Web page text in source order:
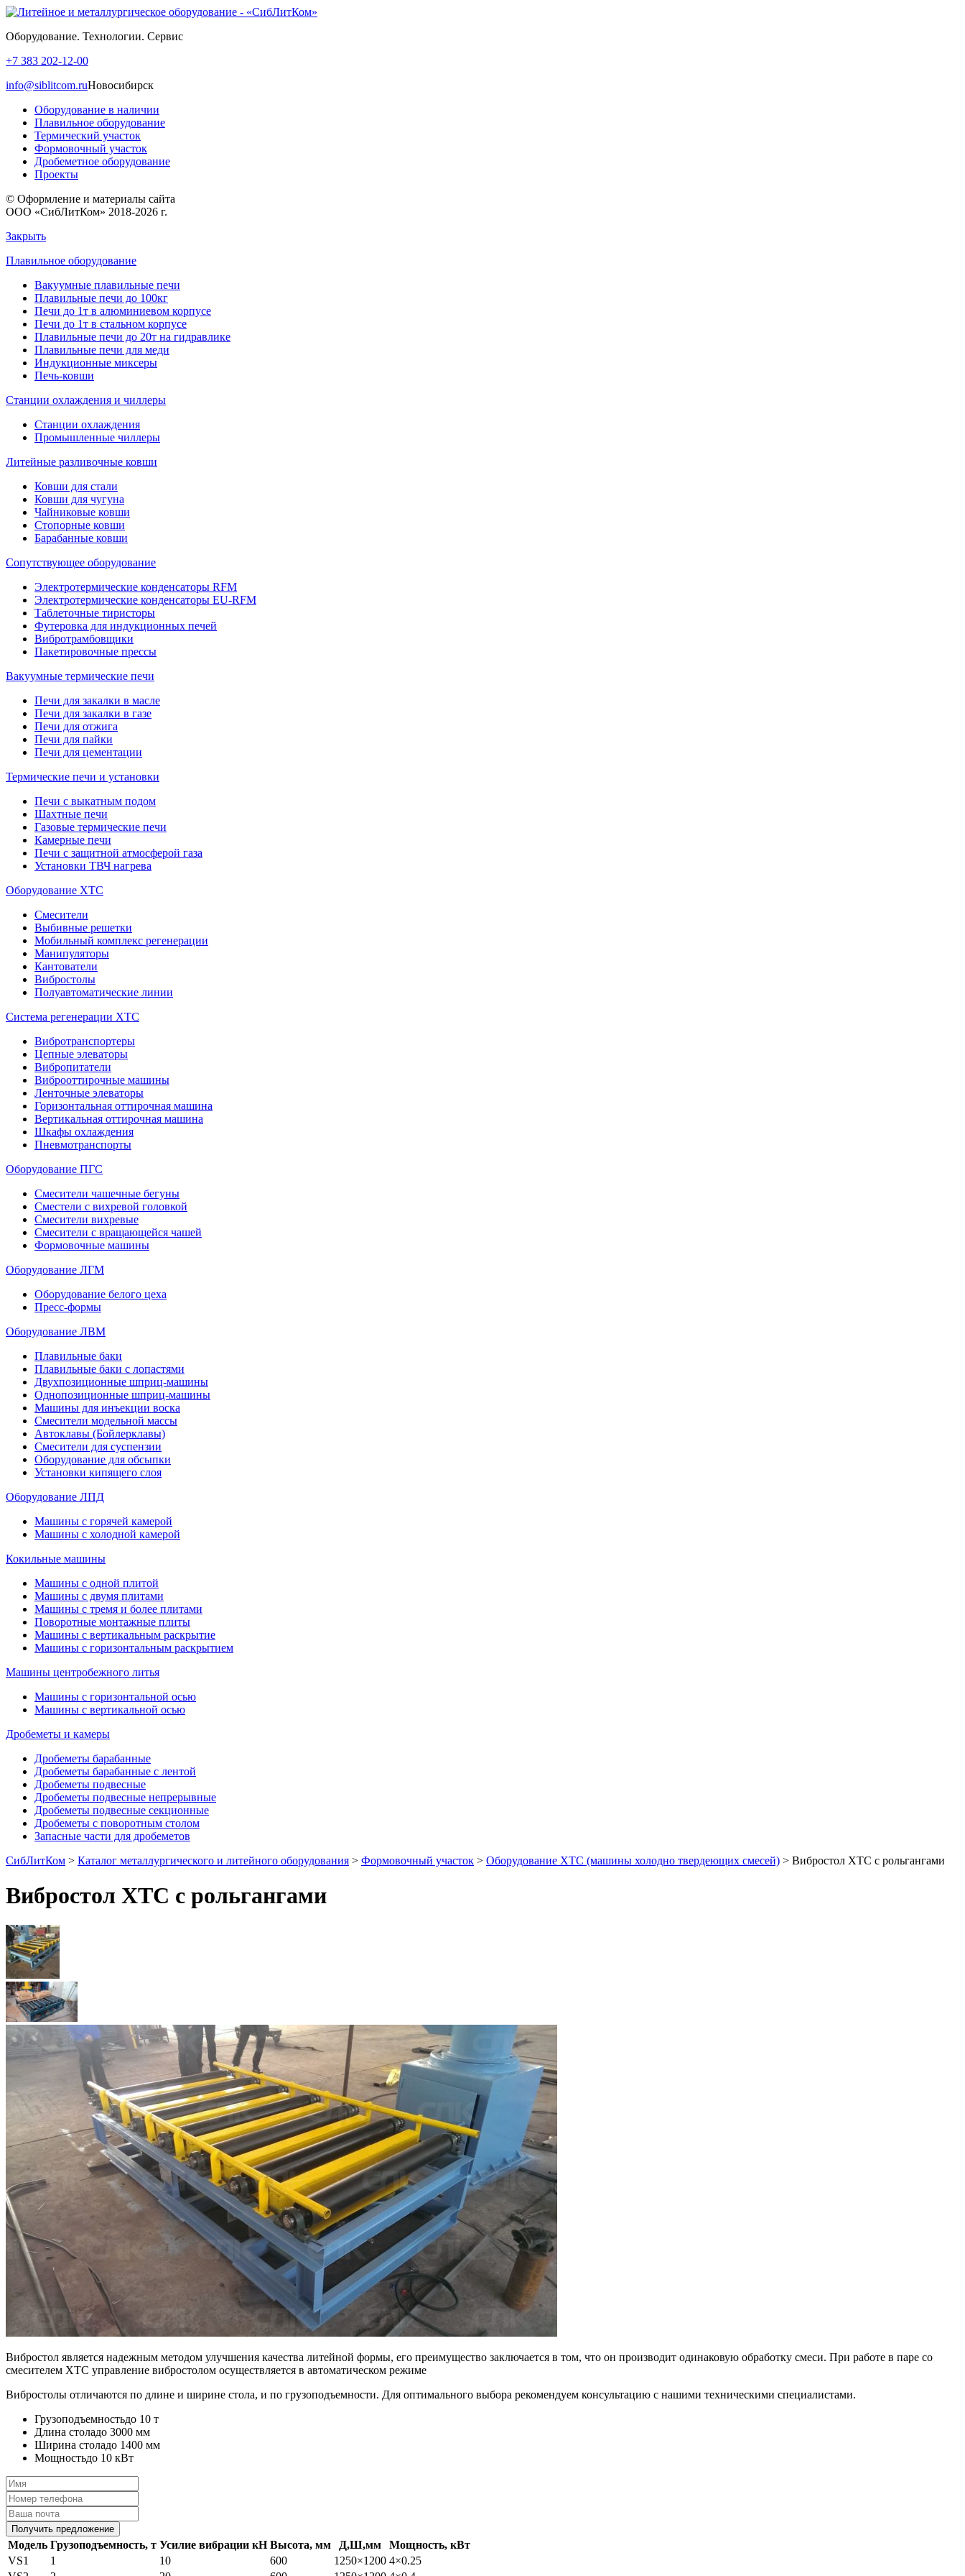
Оборудование. Технологии. Сервис
+7 383 202-12-00
info@siblitcom.ruНовосибирск
Оборудование в наличии
Плавильное оборудование
Термический участок
Формовочный участок
Дробеметное оборудование
Проекты
© Оформление и материалы сайта
ООО «СибЛитКом» 2018-2026 г.
Закрыть
Плавильное оборудование
Вакуумные плавильные печи
Плавильные печи до 100кг
Печи до 1т в алюминиевом корпусе
Печи до 1т в стальном корпусе
Плавильные печи до 20т на гидравлике
Плавильные печи для меди
Индукционные миксеры
Печь-ковши
Станции охлаждения и чиллеры
Станции охлаждения
Промышленные чиллеры
Литейные разливочные ковши
Ковши для стали
Ковши для чугуна
Чайниковые ковши
Стопорные ковши
Барабанные ковши
Сопутствующее оборудование
Электротермические конденсаторы RFM
Электротермические конденсаторы EU-RFM
Таблеточные тиристоры
Футеровка для индукционных печей
Вибротрамбовщики
Пакетировочные прессы
Вакуумные термические печи
Печи для закалки в масле
Печи для закалки в газе
Печи для отжига
Печи для пайки
Печи для цементации
Термические печи и установки
Печи с выкатным подом
Шахтные печи
Газовые термические печи
Камерные печи
Печи с защитной атмосферой газа
Установки ТВЧ нагрева
Оборудование ХТС
Смесители
Выбивные решетки
Мобильный комплекс регенерации
Манипуляторы
Кантователи
Вибростолы
Полуавтоматические линии
Система регенерации ХТС
Вибротранспортеры
Цепные элеваторы
Вибропитатели
Виброоттирочные машины
Ленточные элеваторы
Горизонтальная оттирочная машина
Вертикальная оттирочная машина
Шкафы охлаждения
Пневмотранспорты
Оборудование ПГС
Смесители чашечные бегуны
Сместели с вихревой головкой
Смесители вихревые
Смесители с вращающейся чашей
Формовочные машины
Оборудование ЛГМ
Оборудование белого цеха
Пресс-формы
Оборудование ЛВМ
Плавильные баки
Плавильные баки с лопастями
Двухпозиционные шприц-машины
Однопозиционные шприц-машины
Машины для инъекции воска
Смесители модельной массы
Автоклавы (Бойлерклавы)
Смесители для суспензии
Оборудование для обсыпки
Установки кипящего слоя
Оборудование ЛПД
Машины с горячей камерой
Машины с холодной камерой
Кокильные машины
Машины с одной плитой
Машины с двумя плитами
Машины с тремя и более плитами
Поворотные монтажные плиты
Машины с вертикальным раскрытие
Машины с горизонтальным раскрытием
Машины центробежного литья
Машины с горизонтальной осью
Машины с вертикальной осью
Дробеметы и камеры
Дробеметы барабанные
Дробеметы барабанные с лентой
Дробеметы подвесные
Дробеметы подвесные непрерывные
Дробеметы подвесные секционные
Дробеметы с поворотным столом
Запасные части для дробеметов
СибЛитКом > Каталог металлургического и литейного оборудования > Формовочный участок > Оборудование ХТС (машины холодно твердеющих смесей) > Вибростол ХТС с рольгангами
Вибростол ХТС с рольгангами
Вибростол является надежным методом улучшения качества литейной формы, его преимущество заключается в том, что он производит одинаковую обработку смеси. При работе в паре со
смесителем ХТС управление вибростолом осуществляется в автоматическом режиме
Вибростолы отличаются по длине и ширине стола, и по грузоподъемности. Для оптимального выбора рекомендуем консультацию с нашими техническими специалистами.
Грузоподъемностьдо 10 т
Длина столадо 3000 мм
Ширина столадо 1400 мм
Мощностьдо 10 кВт
Получить предложение
Модель Грузоподъемность, т Усилие вибрации кН Высота, мм Д,Ш,мм
Мощность, кВт
VS1
1 10 600 1250×1200 4×0.25